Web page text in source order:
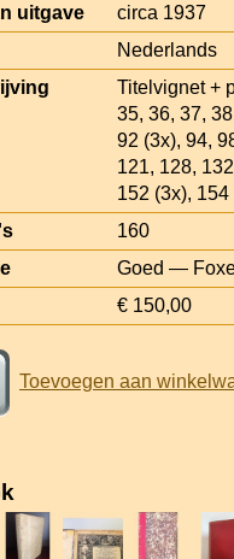
uitgave
circa 1937
Nederlands
Titelvignet +
35, 36, 37,
92 (3x), 94,
121, 128,
152 (3x),
160
Goed —
€ 150,00
Toevoegen aan